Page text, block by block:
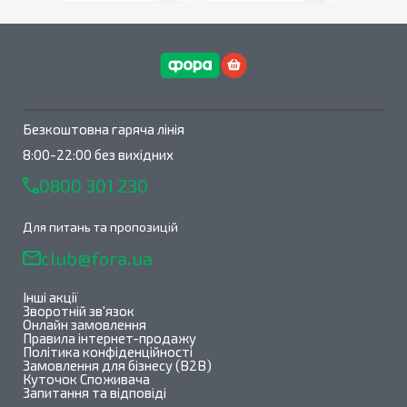
Безкоштовна гаряча лінія
8:00-22:00 без вихідних
0800 301 230
Для питань та пропозицій
club@fora.ua
Інші акції
Зворотній зв'язок
Онлайн замовлення
Правила інтернет-продажу
Політика конфіденційності
Замовлення для бізнесу (B2B)
Куточок Споживача
Запитання та відповіді